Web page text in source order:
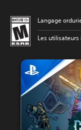
Langage
Les